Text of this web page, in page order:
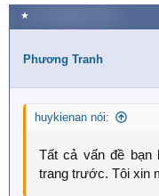
đề bài viết không
cảm thấy đúng đắn
Fan cảm thấy bác
phải biết đến
nhằm kiếm lợi
Fan thấy đây là
có thấy vậy không
★
Phương Tranh
huykienan nói:
Tất cả vấn đề
trang trước. Tôi xin